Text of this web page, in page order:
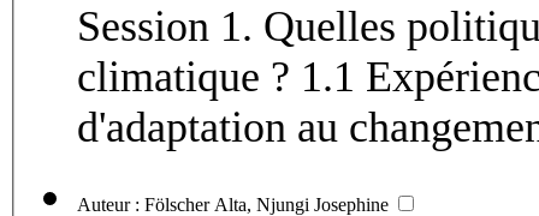
Session 1. Quelles
climatique ? 1.1 Expériences de l'Europe en matière
d'adaptation au
Auteur : Fölscher Alta, Njungi Josephine